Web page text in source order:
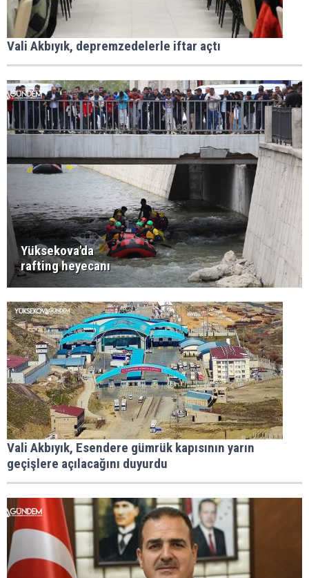
Vali Akbıyık, depremzedelerle iftar açtı
Yüksekova'da
rafting heyecanı
Vali Akbıyık, Esendere gümrük kapısının yarın
geçişlere açılacağını duyurdu